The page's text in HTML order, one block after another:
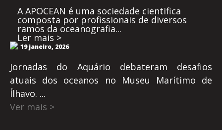
A APOCEAN é uma sociedade cientifica
composta por profissionais de diversos
ramos da oceanografia...
Ler mais >
19 janeiro, 2026
Jornadas do Aquário debateram desafios
atuais dos oceanos no Museu Marítimo de
Ílhavo. ...
Ver mais >